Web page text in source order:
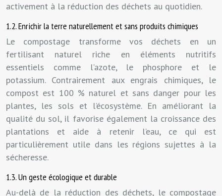
activement à la réduction des déchets au quotidien.
1.2. Enrichir la terre naturellement et sans produits chimiques
Le compostage transforme vos déchets en un
fertilisant naturel riche en éléments nutritifs
essentiels comme l’azote, le phosphore et le
potassium. Contrairement aux engrais chimiques, le
compost est 100 % naturel et sans danger pour les
plantes, les sols et l’écosystème. En améliorant la
qualité du sol, il favorise également la croissance des
plantations et aide à retenir l’eau, ce qui est
particulièrement utile dans les régions sujettes à la
sécheresse.
1.3. Un geste écologique et durable
Au-delà de la réduction des déchets, le compostage